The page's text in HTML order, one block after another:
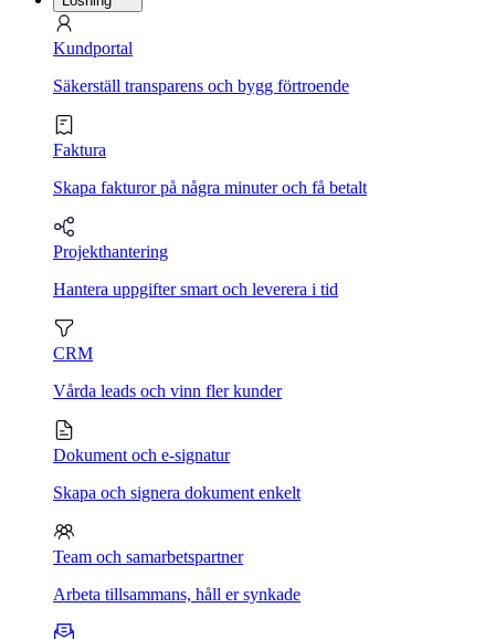
Kundportal
Säkerställ transparens och bygg förtroende
Faktura
Skapa fakturor på några minuter och få betalt
Projekthantering
Hantera uppgifter smart och leverera i tid
CRM
Vårda leads och vinn fler kunder
Dokument och e-signatur
Skapa och signera dokument enkelt
Team och samarbetspartner
Arbeta tillsammans, håll er synkade